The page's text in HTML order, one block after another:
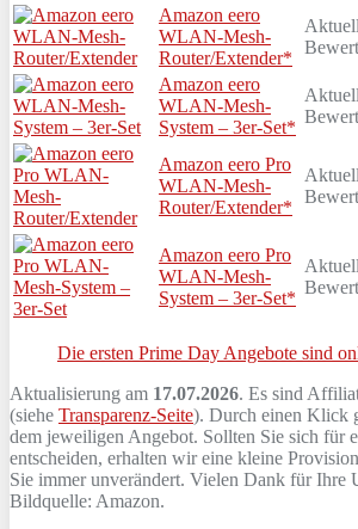
Amazon eero
WLAN-Mesh-
Router/Extender*
Amazon eero
WLAN-Mesh-
System – 3er-Set*
Amazon eero Pro
WLAN-Mesh-
Router/Extender*
Amazon eero Pro
WLAN-Mesh-
System – 3er-Set*
Die ersten Prime Day Angebote sind
Aktualisierung am 17.07.2026. Es sind
(siehe Transparenz-Seite). Durch einen Klick
dem jeweiligen Angebot. Sollten Sie sich für
entscheiden, erhalten wir eine kleine
Sie immer unverändert. Vielen Dank für Ihre
Bildquelle: Amazon.